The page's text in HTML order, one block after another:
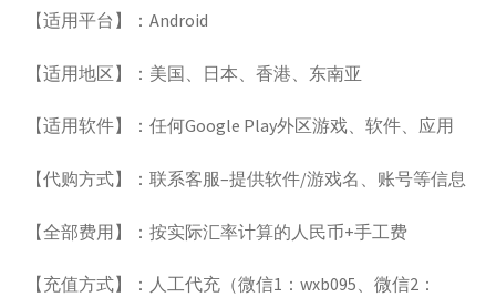
谷歌代购
谷歌礼品卡
【适用平台】：Android
【适用地区】：美国、日本、香港、东南亚
【适用软件】：任何Google Play外区游戏、软件、应用
【代购方式】：联系客服–提供软件/游戏名、账号等信息
【全部费用】：按实际汇率计算的人民币+手工费
【充值方式】：人工代充（微信1：wxb095、微信2：